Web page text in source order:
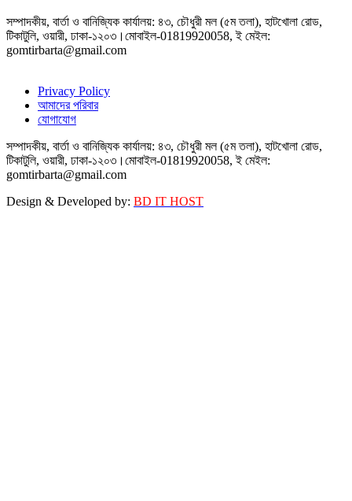
সম্পাদকীয়, বার্তা ও বানিজ্যিক কার্যালয়: ৪৩, চৌধুরী মল (৫ম তলা), হাটখোলা রোড,
টিকাটুলি, ওয়ারী, ঢাকা-১২০৩।মোবাইল-01819920058, ই মেইল:
gomtirbarta@gmail.com
Privacy Policy
আমাদের পরিবার
যোগাযোগ
সম্পাদকীয়, বার্তা ও বানিজ্যিক কার্যালয়: ৪৩, চৌধুরী মল (৫ম তলা), হাটখোলা রোড,
টিকাটুলি, ওয়ারী, ঢাকা-১২০৩।মোবাইল-01819920058, ই মেইল:
gomtirbarta@gmail.com
Design & Developed by: BD IT HOST